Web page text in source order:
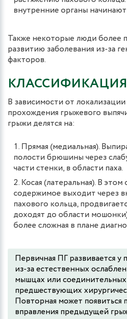
внутренние органы
Также некоторые люди более
развитию заболевания из-за
факторов.
В зависимости от
прохождения грыжевого
грыжи делятся на:
Прямая (медиальная).
полости брюшины через
части стенки, в области паха.
Косая (латеральная). В
содержимое выходит через
пахового кольца,
доходят до области
более сложная в плане
Первичная ПГ развивается у
из-за естественных
мышцах или соединительных
предшествующих
Повторная может появиться
вправления предыдущей